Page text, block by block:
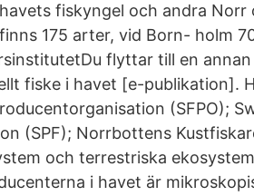
fiskyngel och andra Norr
175 arter, vid Born- holm
flyttar till en
fiske i havet [e-publikation].
(SFPO);
(SPF); Norrbottens
och terrestriska
i havet är